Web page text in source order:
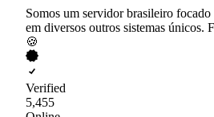
Somos um servidor brasileiro focado
em diversos outros sistemas únicos.
🍪
Verified
5,455